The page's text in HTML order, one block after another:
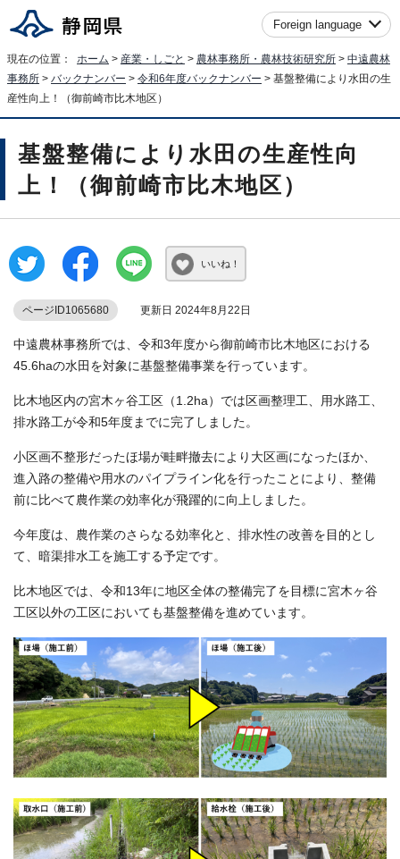
Foreign language
現在の位置： ホーム > 産業・しごと > 農林事務所・農林技術研究所 > 中遠農林
事務所 > バックナンバー > 令和6年度バックナンバー > 基盤整備により水田の生
産性向上！（御前崎市比木地区）
基盤整備により水田の生産性向
上！（御前崎市比木地区）
いいね！
ページID1065680 更新日 2024年8月22日
中遠農林事務所では、令和3年度から御前崎市比木地区における
45.6haの水田を対象に基盤整備事業を行っています。
比木地区内の宮木ヶ谷工区（1.2ha）では区画整理工、用水路工、
排水路工が令和5年度までに完了しました。
小区画不整形だったほ場が畦畔撤去により大区画になったほか、
進入路の整備や用水のパイプライン化を行ったことにより、整備
前に比べて農作業の効率化が飛躍的に向上しました。
今年度は、農作業のさらなる効率化と、排水性の改善を目的とし
て、暗渠排水工を施工する予定です。
比木地区では、令和13年に地区全体の整備完了を目標に宮木ヶ谷
工区以外の工区においても基盤整備を進めています。